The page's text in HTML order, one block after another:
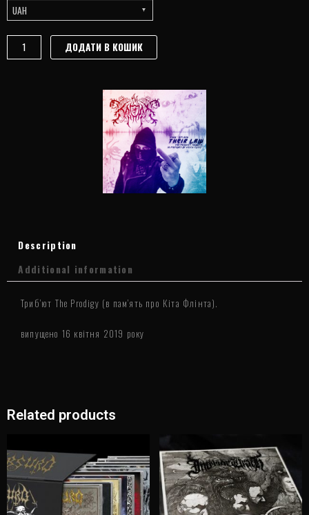
UAH
KRODA
"The
ДОДАТИ В КОШИК
Description
Additional information
Триб’ют The Prodigy (в пам’ять про Кіта Флінта).
випущено 16 квітня 2019 року
Related products